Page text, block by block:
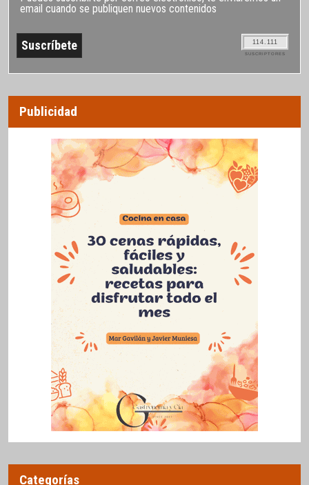
email cuando se publiquen nuevos contenidos
114.111
SUSCRIPTORES
Publicidad
Categorías